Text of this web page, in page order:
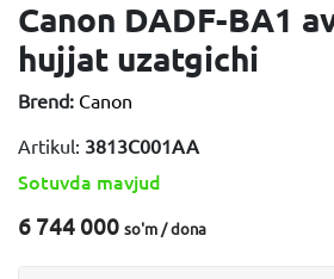
Canon DADF-BA1
hujjat uzatgichi
Brend: Canon
Artikul: 3813C001AA
Sotuvda mavjud
6 744 000 so'm / dona